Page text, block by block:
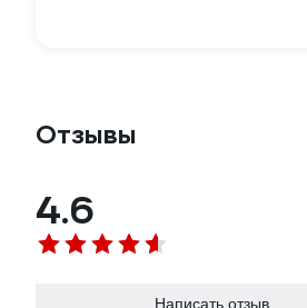
Отзывы
4.6
Написать отзыв